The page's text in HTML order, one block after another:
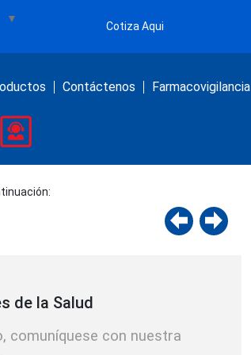
▼
Cotiza Aqui
Contáctenos Farmacovigilancia
de la Salud
comuníquese con nuestra